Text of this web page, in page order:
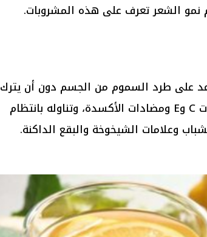
الشعر تعرف على هذه المشروبات.
على طرد السموم من الجسم دون أن يترك
أثرا. هذا المشروب غني بالفيتامينات C وE ومضادات الأكسدة، وتناوله بانتظام
وعلامات الشيخوخة والبقع الداكنة.